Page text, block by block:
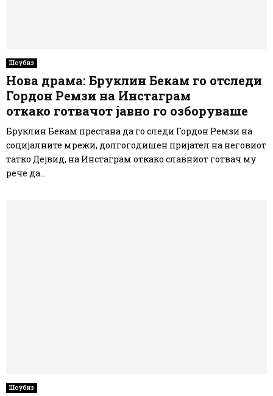
Шоубиз
Нова драма: Бруклин Бекам го отследи
Гордон Ремзи на Инстаграм
откако готвачот јавно го озборуваше
Бруклин Бекам престана да го следи Гордон Ремзи на
социјалните мрежи, долгогодишен пријател на неговиот
татко Дејвид, на Инстаграм откако славниот готвач му
рече да...
Шоубиз